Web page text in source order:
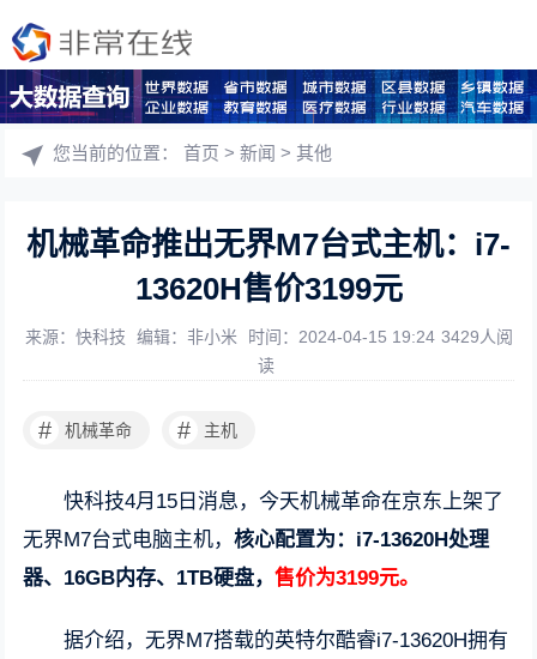
您当前的位置：首页 >新闻 >其他
机械革命推出无界M7台式主机：i7-
13620H售价3199元
来源：快科技 编辑：非小米 时间：2024-04-15 19:24 3429人阅
读
# 机械革命 # 主机
快科技4月15日消息，今天机械革命在京东上架了
无界M7台式电脑主机，核心配置为：i7-13620H处理
器、16GB内存、1TB硬盘，售价为3199元。
据介绍，无界M7搭载的英特尔酷睿i7-13620H拥有